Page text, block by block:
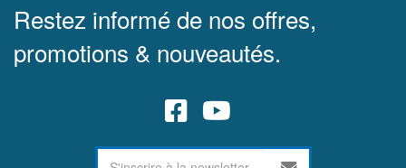
Restez informé de nos offres,
promotions & nouveautés.